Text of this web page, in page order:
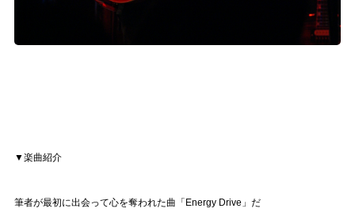
▼楽曲紹介
筆者が最初に出会って心を奪われた曲「Energy Drive」だ